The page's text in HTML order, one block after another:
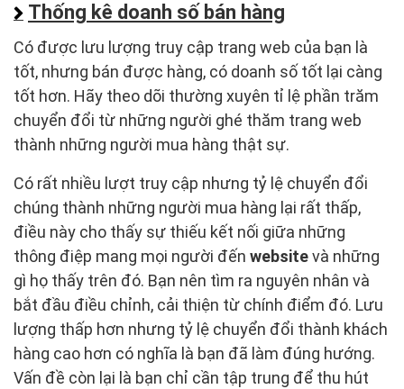
Thống kê doanh số bán hàng
Có được lưu lượng truy cập trang web của bạn là
tốt, nhưng bán được hàng, có doanh số tốt lại càng
tốt hơn. Hãy theo dõi thường xuyên tỉ lệ phần trăm
chuyển đổi từ những người ghé thăm trang web
thành những người mua hàng thật sự.
Có rất nhiều lượt truy cập nhưng tỷ lệ chuyển đổi
chúng thành những người mua hàng lại rất thấp,
điều này cho thấy sự thiếu kết nối giữa những
thông điệp mang mọi người đến websitevà những
gì họ thấy trên đó. Bạn nên tìm ra nguyên nhân và
bắt đầu điều chỉnh, cải thiện từ chính điểm đó. Lưu
lượng thấp hơn nhưng tỷ lệ chuyển đổi thành khách
hàng cao hơn có nghĩa là bạn đã làm đúng hướng.
Vấn đề còn lại là bạn chỉ cần tập trung để thu hút